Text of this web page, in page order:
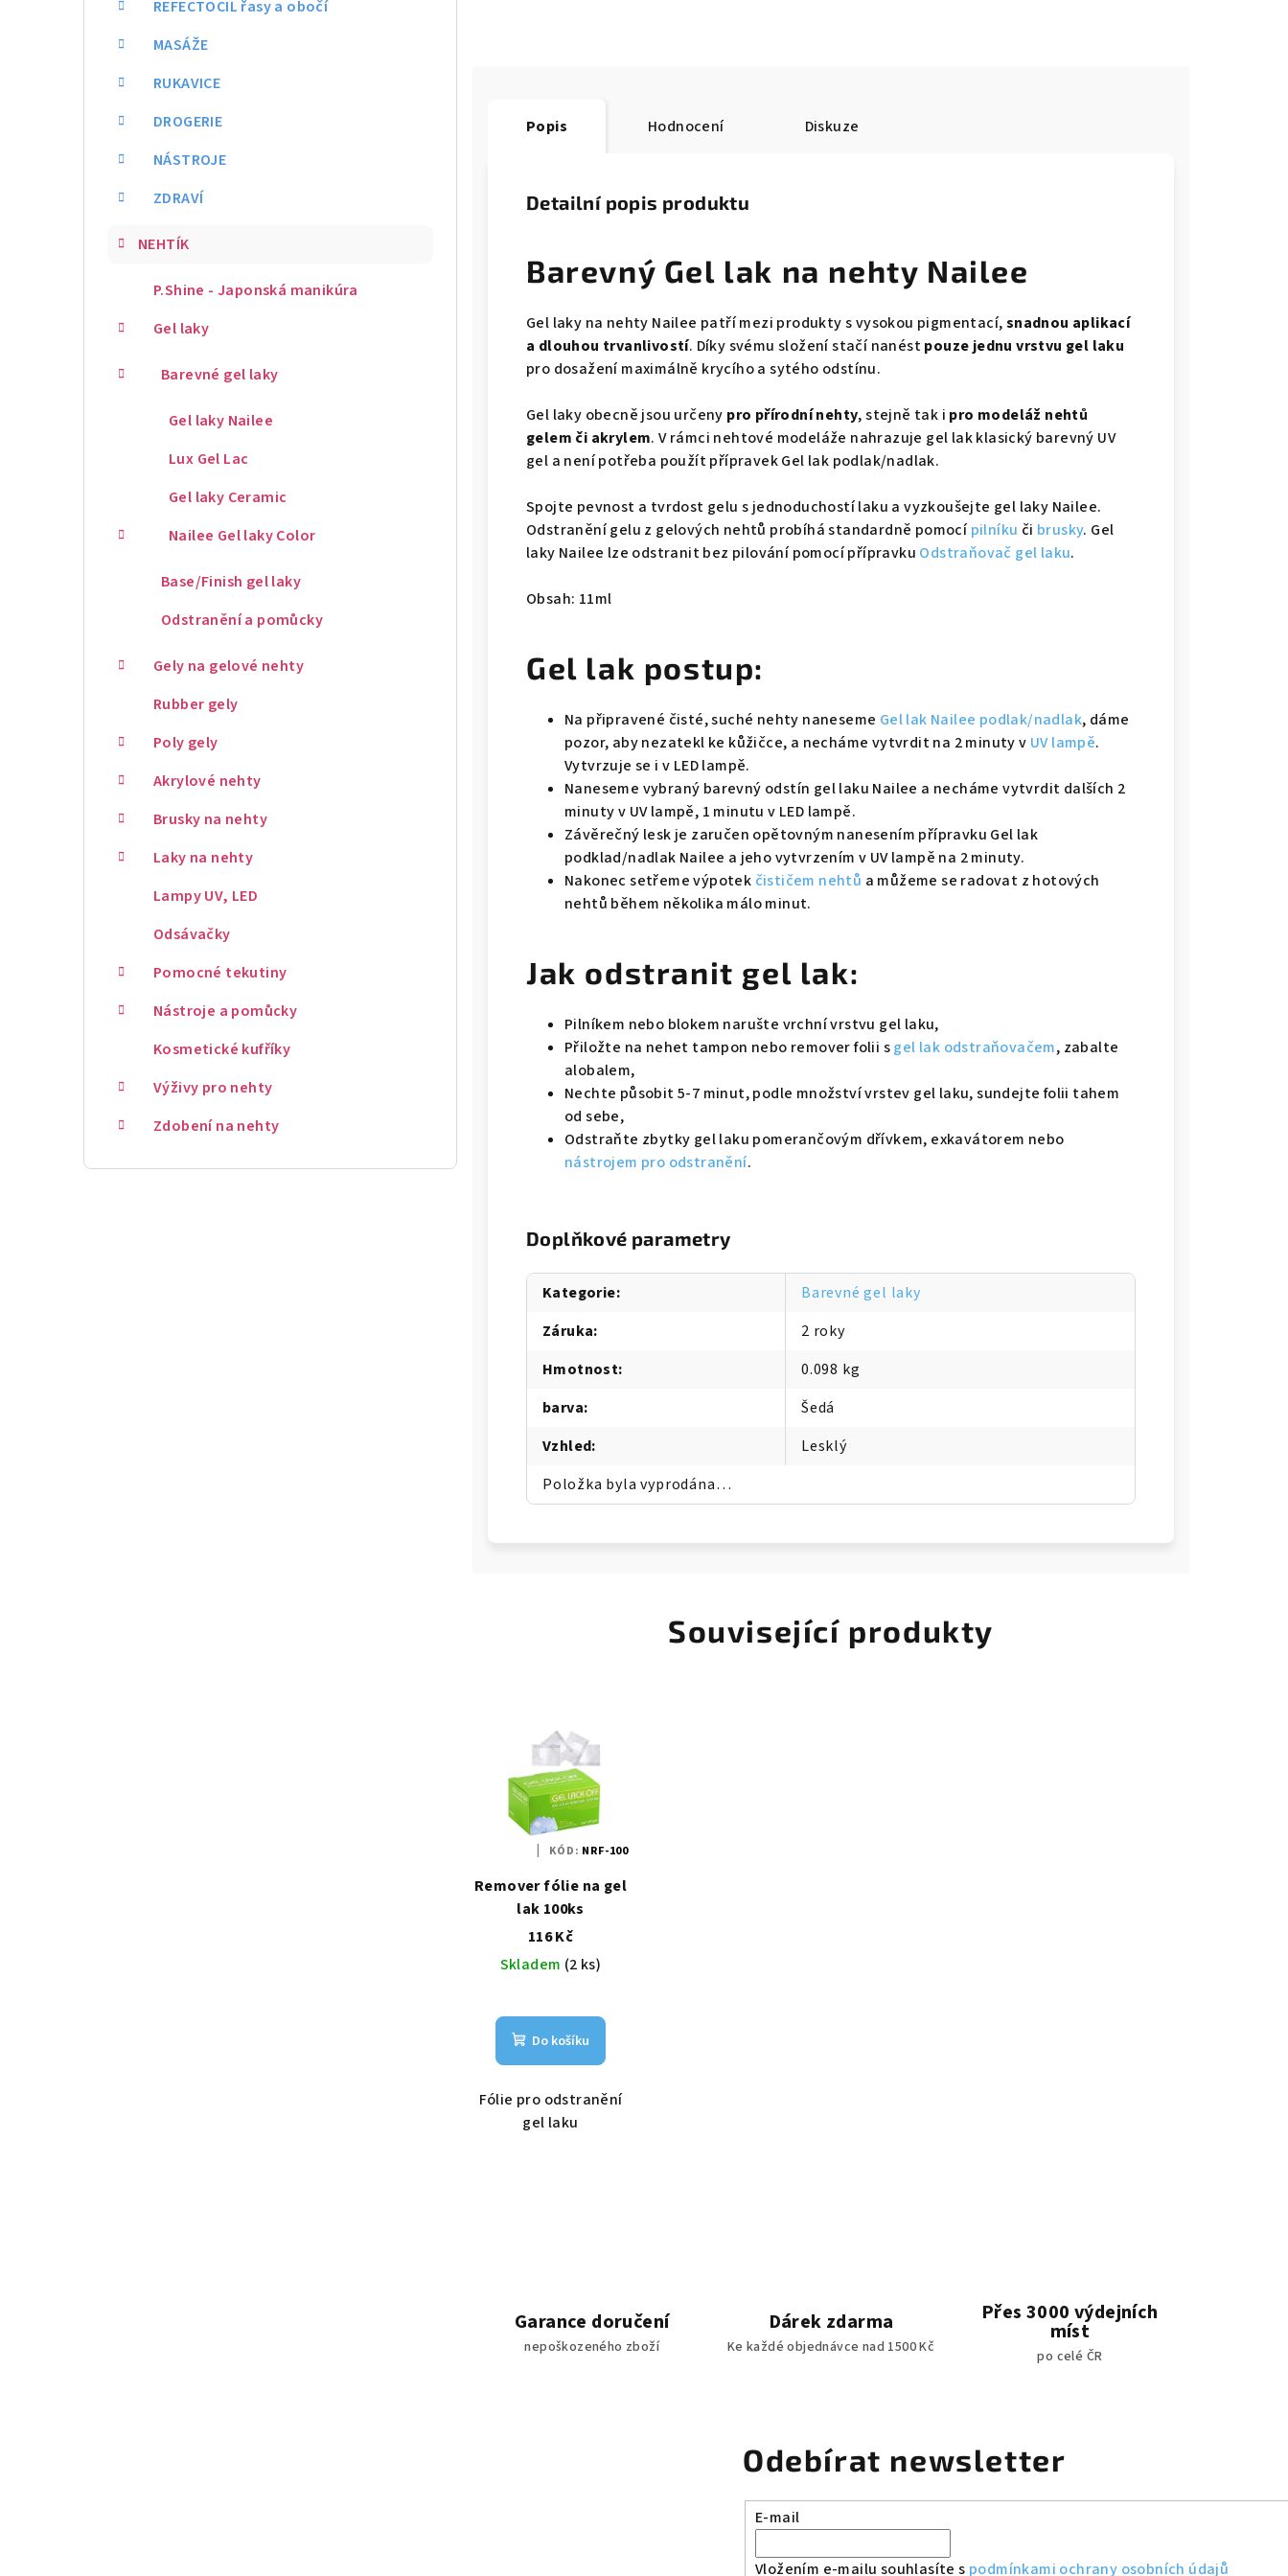
REFECTOCIL řasy a obočí
MASÁŽE
RUKAVICE
DROGERIE
NÁSTROJE
ZDRAVÍ
NEHTÍK
P.Shine - Japonská manikúra
Gel laky
Barevné gel laky
Gel laky Nailee
Lux Gel Lac
Gel laky Ceramic
Nailee Gel laky Color
Base/Finish gel laky
Odstranění a pomůcky
Gely na gelové nehty
Rubber gely
Poly gely
Akrylové nehty
Brusky na nehty
Laky na nehty
Lampy UV, LED
Odsávačky
Pomocné tekutiny
Nástroje a pomůcky
Kosmetické kufříky
Výživy pro nehty
Zdobení na nehty
Popis Hodnocení Diskuze
Detailní popis produktu
Barevný Gel lak na nehty Nailee
Gel laky na nehty Nailee patří mezi produkty s vysokou pigmentací,snadnou aplikací
a dlouhou trvanlivostí. Díky svému složení stačí nanéstpouze jednu vrstvu gel laku
pro dosažení maximálně krycího a sytého odstínu.
Gel laky obecně jsou určeny pro přírodní nehty, stejně tak i pro modeláž nehtů
gelem či akrylem. V rámci nehtové modeláže nahrazuje gel lak klasický barevný UV
gel a není potřeba použít přípravek Gel lak podlak/nadlak.
Spojte pevnost a tvrdost gelu s jednoduchostí laku a vyzkoušejte gel laky Nailee.
Odstranění gelu z gelových nehtů probíhá standardně pomocípilníku či brusky. Gel
laky Nailee lze odstranit bez pilování pomocí přípravku Odstraňovač gel laku.
Obsah: 11ml
Gel lak postup:
Na připravené čisté, suché nehty naneseme Gel lak Nailee podlak/nadlak, dáme
pozor, aby nezatekl ke kůžičce, a necháme vytvrdit na 2 minuty v UV lampě.
Vytvrzuje se i v LED lampě.
Naneseme vybraný barevný odstín gel laku Nailee a necháme vytvrdit dalších 2
minuty v UV lampě, 1 minutu v LED lampě.
Závěrečný lesk je zaručen opětovným nanesením přípravku Gel lak
podklad/nadlak Nailee a jeho vytvrzením v UV lampě na 2 minuty.
Nakonec setřeme výpotek čističem nehtů a můžeme se radovat z hotových
nehtů během několika málo minut.
Jak odstranit gel lak:
Pilníkem nebo blokem narušte vrchní vrstvu gel laku,
Přiložte na nehet tampon nebo remover folii sgel lak odstraňovačem, zabalte
alobalem,
Nechte působit 5-7 minut, podle množství vrstev gel laku, sundejte folii tahem
od sebe,
Odstraňte zbytky gel laku pomerančovým dřívkem, exkavátorem nebo
nástrojem pro odstranění.
Doplňkové parametry
Kategorie:
Barevné gel laky
Záruka:
2 roky
Hmotnost:
0.098 kg
barva:
Šedá
Vzhled:
Lesklý
Položka byla vyprodána…
Související produkty
Remover fólie na gel
lak 100ks
116 Kč
Skladem (2 ks)
Do košíku
Fólie pro odstranění
gel laku
KÓD: NRF-100
Garance doručení
nepoškozeného zboží
Dárek zdarma
Ke každé objednávce nad 1500 Kč
Přes 3000 výdejních
míst
po celé ČR
Odebírat newsletter
E-mail
Vložením e-mailu souhlasíte s podmínkami ochrany osobních údajů